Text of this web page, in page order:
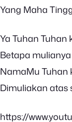
Yang Maha
Ya Tuhan Tuhan
Betapa mulianya
NamaMu Tuhan
Dimuliakan atas
https://